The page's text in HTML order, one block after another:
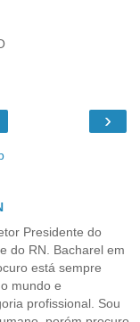
›
Presidente do
do RN. Bacharel em
está sempre
mundo e
profissional. Sou